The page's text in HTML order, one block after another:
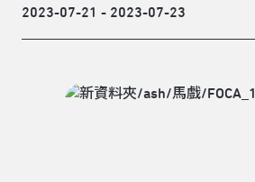
2023-07-21 - 2023-07-23